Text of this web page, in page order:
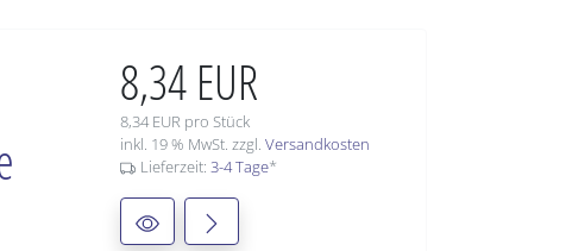
8,34 EUR
8,34 EUR pro Stück
inkl. 19 % MwSt. zzgl. Versandkosten
Lieferzeit: 3-4 Tage*